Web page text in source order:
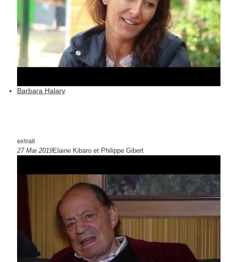
Barbara Halary
extrait
27 Mai 2019Elaine Kibaro et Philippe Gibert